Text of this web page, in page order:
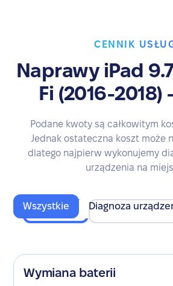
CENNIK
Naprawy iPad
Fi (2016-2018)
Podane kwoty są całkowitym
Jednak ostateczna koszt może
dlatego najpierw wykonujemy
urządzenia na
Wszystkie Diagnoza
Wymiana baterii